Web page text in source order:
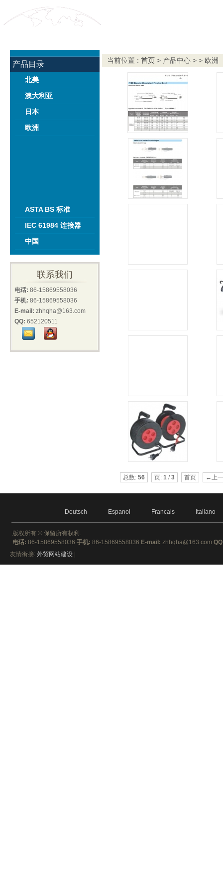
产品目录
北美
澳大利亚
日本
欧洲
ASTA BS 标准
IEC 61984 连接器
中国
联系我们
电话: 86-15869558036
手机: 86-15869558036
E-mail: zhhqha@163.com
QQ: 652120511
当前位置 : 首页 > 产品中心 > > 欧洲
总数: 56 页: 1/3 首页 ←上
Deutsch Espanol Francais Italiano
版权所有 © 保留所有权利.
电话: 86-15869558036 手机: 86-15869558036 E-mail: zhhqha@163.com
友情衔接: 外贸网站建设